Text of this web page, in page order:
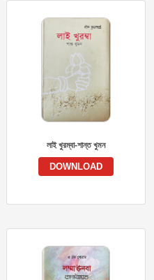
লাই খুরম্বা-শান্ত খুমন
DOWNLOAD